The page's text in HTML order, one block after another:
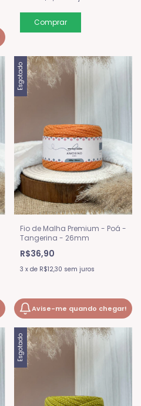
Esgotado
Fio de Malha Premium - Poá -
Tangerina - 26mm
R$36,90
3 x de R$12,30 sem juros
Avise-me quando chegar!
Esgotado